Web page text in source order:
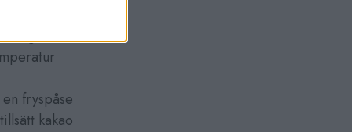
koka upp
grader.
fryspåse
kakao